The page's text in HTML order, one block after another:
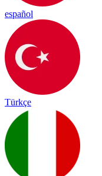
español
Türkçe